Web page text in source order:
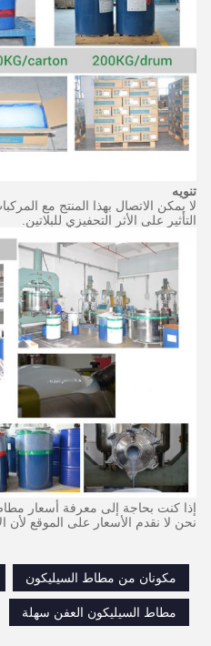
تنويه
التأثير على الأثر التحفيزي للبلاتين.
إذا كنت بحاجة إلى معرفة أسعار
نحن لا نقدم الأسعار على الموقع لأن
مكونان من مطاط السيليكون
مطاط السيليكون العفن سهلة